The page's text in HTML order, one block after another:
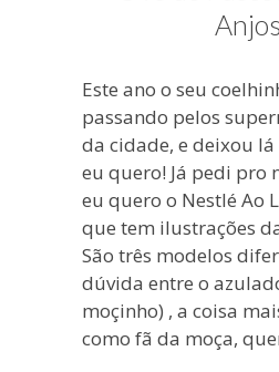
antiga.
Anjos
Este ano o seu
passando pelos
da cidade, e deixou
eu quero! Já pedi pro
eu quero o Nestlé Ao
que tem ilustrações
São três modelos
dúvida entre o
moçinho) , a coisa
como fã da moça,